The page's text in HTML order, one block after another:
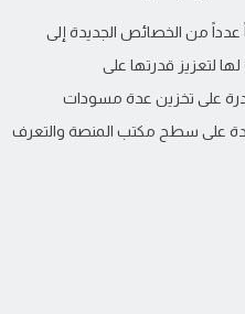
عدداً من الخصائص الجديدة إلى
لها لتعزيز قدرتها على
على تخزين عدة مسودات
على سطح مكتب المنصة والتعرف